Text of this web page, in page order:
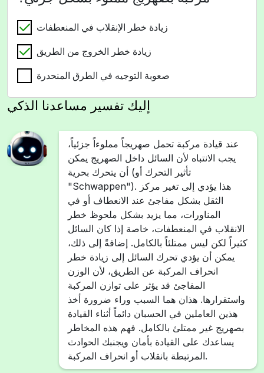
زيادة خطر الإنقلاب في المنعطفات
زيادة خطر الخروج من الطريق
صعوبة التوجيه في الطرق المنحدرة
إليك تفسير مساعدنا الذكي
عند قيادة مركبة تحمل صهريجاً مملوءاً جزئياً،
يجب الانتباه لأن السائل داخل الصهريج يمكن
أن يتحرك بحرية (تأثير التحرك أو
"Schwappen"). هذا يؤدي إلى تغير مركز
الثقل بشكل مفاجئ عند الانعطاف أو في
المناورات، مما يزيد بشكل ملحوظ خطر
الانقلاب في المنعطفات، خاصة إذا كان السائل
كثيراً لكن ليس ممتلئاً بالكامل. إضافةً إلى ذلك،
يمكن أن يؤدي تحرك السائل إلى زيادة خطر
انحراف المركبة عن الطريق، لأن الوزن
المفاجئ قد يؤثر على توازن المركبة
واستقرارها. هذان هما السبب وراء ضرورة أخذ
هذين العاملين في الحسبان دائماً أثناء القيادة
بصهريج غير ممتلئ بالكامل. فهم هذه المخاطر
يساعدك على القيادة بأمان ويجنبك الحوادث
المرتبطة بانقلاب أو انحراف المركبة.